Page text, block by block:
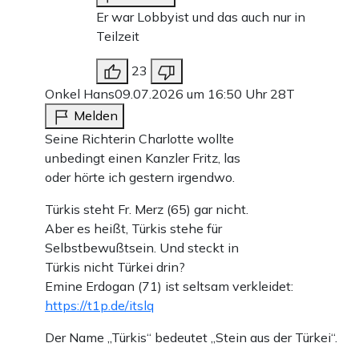
Er war Lobbyist und das auch nur in
Teilzeit
23
Onkel Hans09.07.2026 um 16:50 Uhr 28T
Melden
Seine Richterin Charlotte wollte
unbedingt einen Kanzler Fritz, las
oder hörte ich gestern irgendwo.
Türkis steht Fr. Merz (65) gar nicht.
Aber es heißt, Türkis stehe für
Selbstbewußtsein. Und steckt in
Türkis nicht Türkei drin?
Emine Erdogan (71) ist seltsam verkleidet:
https://t1p.de/itslq
Der Name „Türkis“ bedeutet „Stein aus der Türkei“.